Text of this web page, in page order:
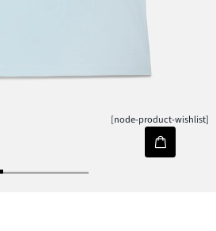
[node-product-wishlist]